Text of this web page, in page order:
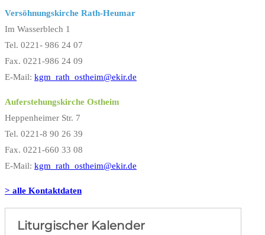
Versöhnungskirche Rath-Heumar
Im Wasserblech 1
Tel. 0221- 986 24 07
Fax. 0221-986 24 09
E-Mail: kgm_rath_ostheim@ekir.de
Auferstehungskirche Ostheim
Heppenheimer Str. 7
Tel. 0221-8 90 26 39
Fax. 0221-660 33 08
E-Mail: kgm_rath_ostheim@ekir.de
> alle Kontaktdaten